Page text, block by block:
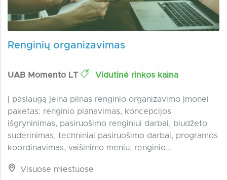
Renginių organizavimas
UAB Momento LT Vidutinė rinkos kaina
Į paslaugą įeina pilnas renginio organizavimo įmonei
paketas: renginio planavimas, koncepcijos
išgryninimas, pasiruošimo renginiui darbai, biudžeto
suderinimas, techniniai pasiruošimo darbai, programos
koordinavimas, vaišinimo meniu, renginio...
Visuose miestuose